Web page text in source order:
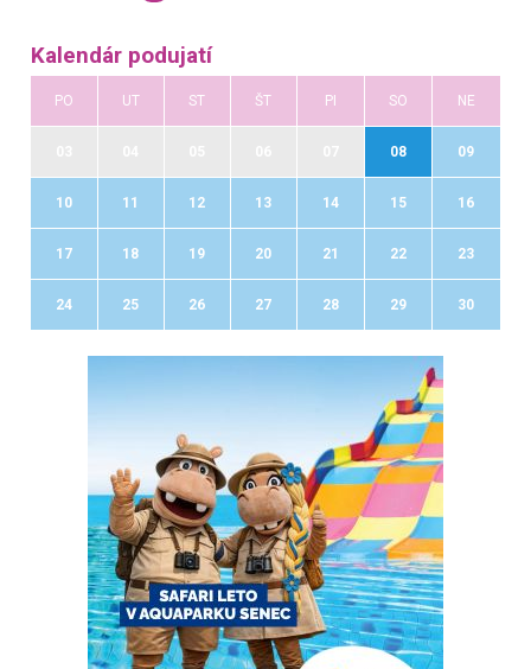
Kalendár podujatí
PO UT ST ŠT PI SO NE
08 09
10 11 12 13 14 15 16
17 18 19 20 21 22 23
24 25 26 27 28 29 30